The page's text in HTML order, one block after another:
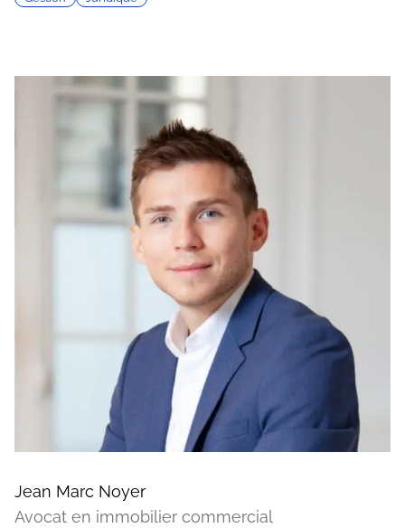
Jean Marc Noyer
Avocat en immobilier commercial